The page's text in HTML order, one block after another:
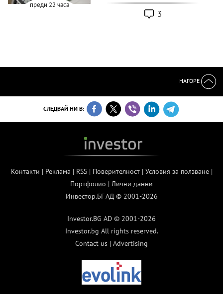
преди 22 часа
3
НАГОРЕ
СЛЕДВАЙ НИ В:
Контакти | Реклама | RSS| Поверителност| Условия за ползване|
Портфолио | Лични данни
Инвестор.БГ АД © 2001-2026
Investor.BG AD © 2001-2026
Investor.bg All rights reserved.
Contact us | Advertising